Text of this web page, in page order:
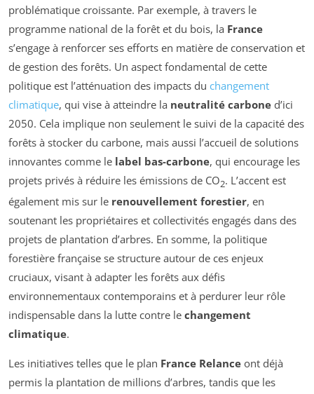
problématique croissante. Par exemple, à travers le
programme national de la forêt et du bois, la France
s’engage à renforcer ses efforts en matière de conservation et
de gestion des forêts. Un aspect fondamental de cette
politique est l’atténuation des impacts du changement
climatique, qui vise à atteindre la neutralité carbone d’ici
2050. Cela implique non seulement le suivi de la capacité des
forêts à stocker du carbone, mais aussi l’accueil de solutions
innovantes comme le label bas-carbone, qui encourage les
projets privés à réduire les émissions de CO2. L’accent est
également mis sur le renouvellement forestier, en
soutenant les propriétaires et collectivités engagés dans des
projets de plantation d’arbres. En somme, la politique
forestière française se structure autour de ces enjeux
cruciaux, visant à adapter les forêts aux défis
environnementaux contemporains et à perdurer leur rôle
indispensable dans la lutte contre le changement
climatique.
Les initiatives telles que le plan France Relance ont déjà
permis la plantation de millions d’arbres, tandis que les